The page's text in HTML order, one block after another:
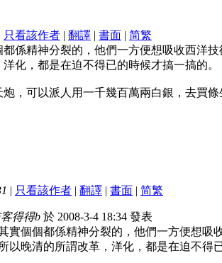
只看該作者 | 翻譯 | 書面 | 简繁
係精神分裂的，他們一方便想吸收西洋
化，都是在迫不得已的時候才搞一搞的。
，可以派人用一千幾百萬兩白銀，去買條
| 只看該作者 | 翻譯 | 書面 | 简繁
得得b 於 2008-3-4 18:34 發表
實個個都係精神分裂的，他們一方便想吸
以晚清的所謂改革，洋化，都是在迫不得